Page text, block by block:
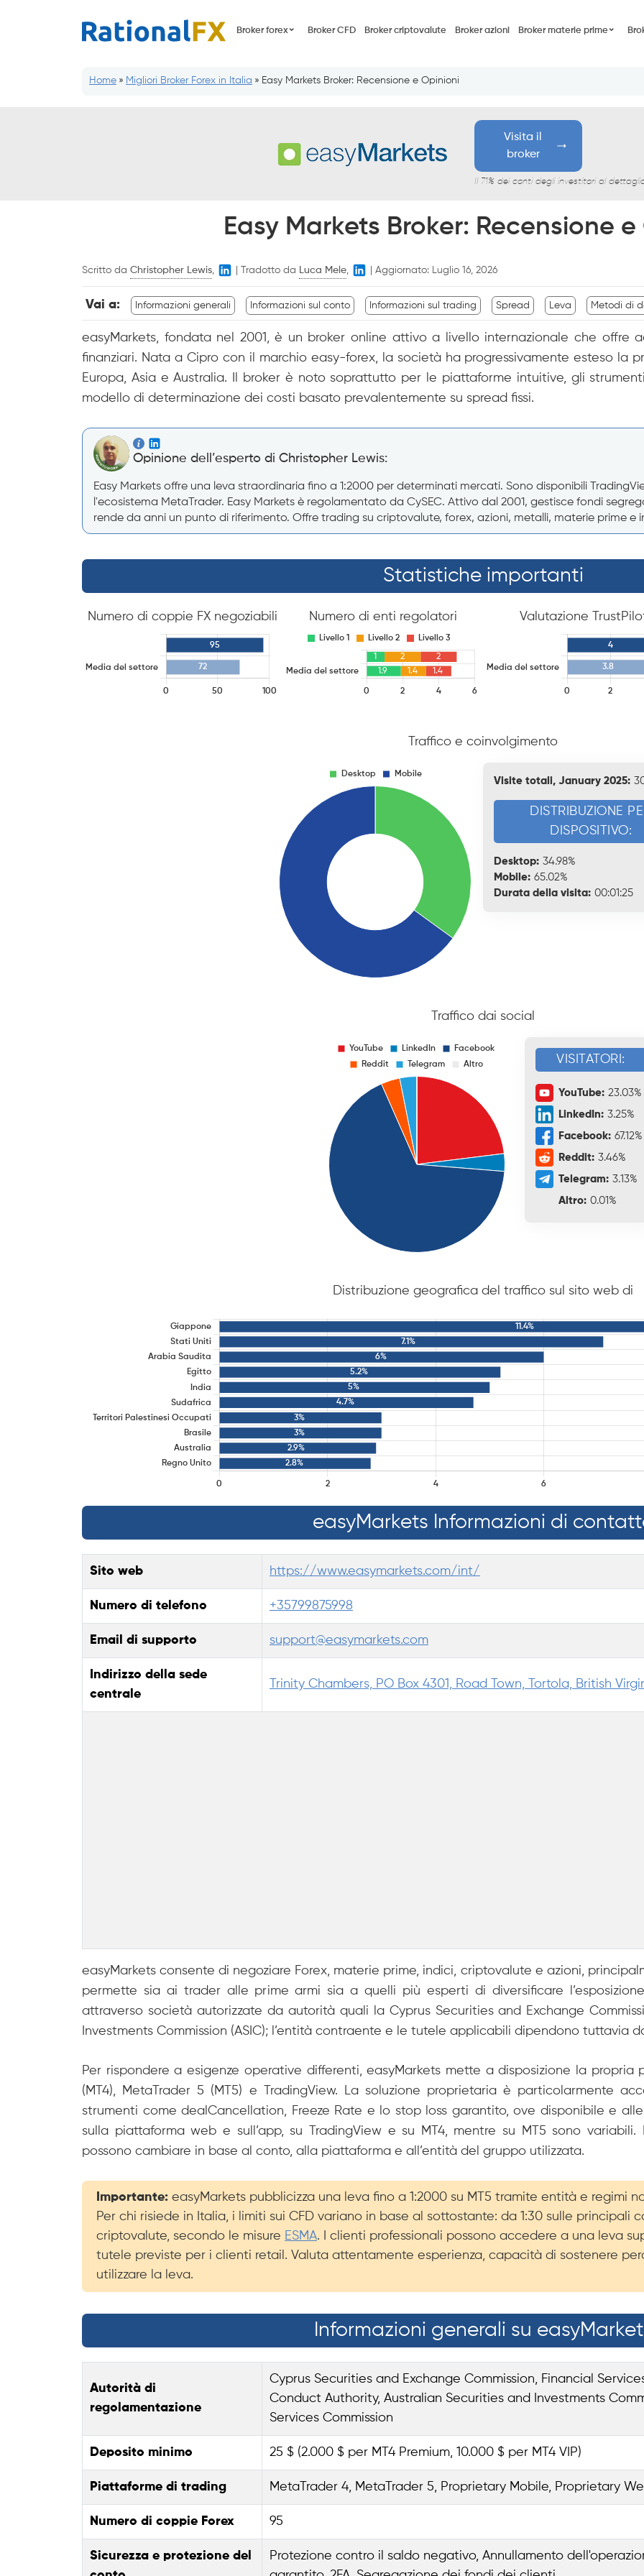
Broker forex Broker CFD Broker criptovalute Broker azioni Broker materie prime
Home » Migliori Broker Forex in Italia » Easy Markets Broker: Recensione e Opinioni
Visita il
broker
Il 71% dei conti degli investitori al
Easy Markets Broker: Recensione
Scritto da Christopher Lewis Tradotto da Luca Mele Aggiornato: Luglio 16, 2026
Vai a: Informazioni generali Informazioni sul conto Informazioni sul trading Spread Leva Metodi di
easyMarkets, fondata nel 2001, è un broker online attivo a livello internazionale che offre
finanziari. Nata a Cipro con il marchio easy-forex, la società ha progressivamente esteso la
Europa, Asia e Australia. Il broker è noto soprattutto per le piattaforme intuitive, gli
modello di determinazione dei costi basato prevalentemente su spread fissi.
Opinione dell’esperto di Christopher Lewis:
Easy Markets offre una leva straordinaria fino a 1:2000 per determinati mercati. Sono disponibili
l'ecosistema MetaTrader. Easy Markets è regolamentato da CySEC. Attivo dal 2001, gestisce fondi
rende da anni un punto di riferimento. Offre trading su criptovalute, forex, azioni, metalli, materie prime e
Statistiche importanti
Numero di coppie FX negoziabili Numero di enti regolatori Valutazione
Traffico e coinvolgimento
Visite totali, January 2025:
DISTRIBUZIONE
DISPOSITIVO:
Desktop: 34.98%
Mobile: 65.02%
Durata della visita: 00:01:25
Traffico dai social
VISITATORI:
YouTube: 23.03%
LinkedIn: 3.25%
Facebook: 67.12%
Reddit: 3.46%
Telegram: 3.13%
Altro: 0.01%
Distribuzione geografica del traffico sul sito web di
easyMarkets Informazioni di
Sito web https://www.easymarkets.com/int/
Numero di telefono +35799875998
Email di supporto support@easymarkets.com
Indirizzo della sede
centrale
Trinity Chambers, PO Box 4301, Road Town, Tortola, British
easyMarkets consente di negoziare Forex, materie prime, indici, criptovalute e azioni,
permette sia ai trader alle prime armi sia a quelli più esperti di diversificare
attraverso società autorizzate da autorità quali la Cyprus Securities and Exchange
Investments Commission (ASIC); l’entità contraente e le tutele applicabili dipendono tuttavia
Per rispondere a esigenze operative differenti, easyMarkets mette a disposizione la
(MT4), MetaTrader 5 (MT5) e TradingView. La soluzione proprietaria è particolarmente
strumenti come dealCancellation, Freeze Rate e lo stop loss garantito, ove disponibile e
sulla piattaforma web e sull’app, su TradingView e su MT4, mentre su MT5 sono
possono cambiare in base al conto, alla piattaforma e all’entità del gruppo utilizzata.
Importante: easyMarkets pubblicizza una leva fino a 1:2000 su MT5 tramite entità e regimi
Per chi risiede in Italia, i limiti sui CFD variano in base al sottostante: da 1:30 sulle principali
criptovalute, secondo le misure ESMA. I clienti professionali possono accedere a una leva
tutele previste per i clienti retail. Valuta attentamente esperienza, capacità di sostenere
utilizzare la leva.
Informazioni generali su
Autorità di
regolamentazione
Cyprus Securities and Exchange Commission, Financial
Conduct Authority, Australian Securities and Investments
Services Commission
Deposito minimo 25 $ (2.000 $ per MT4 Premium, 10.000 $ per MT4 VIP)
Piattaforme di trading MetaTrader 4, MetaTrader 5, Proprietary Mobile, Proprietary
Numero di coppie Forex 95
Sicurezza e protezione del
Protezione contro il saldo negativo, Annullamento